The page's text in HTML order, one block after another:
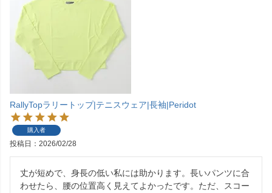
RallyTopラリートップ|テニスウェア|長袖|Peridot
購入者
投稿日 2026/02/28
丈が短めで、身長の低い私には助かります。長いパンツに合
わせたら、腰の位置高く見えてよかったです。ただ、スコー